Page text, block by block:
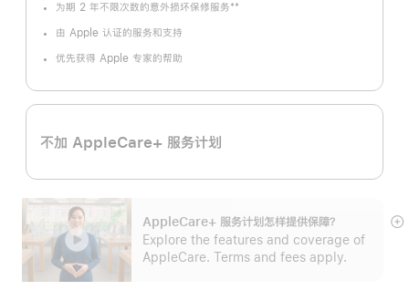
为期 2 年不限次数的意外损坏保修服务
注
**
由 Apple 认证的服务和支持
优先获得 Apple 专家的帮助
不加 AppleCare+ 服务计划
AppleCare+ 服务计划怎样提供保⁠障？
Explore the features and coverage of
AppleCare. Terms and fees apply.
展